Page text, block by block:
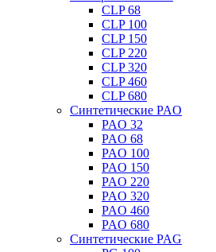
CLP 68
CLP 100
CLP 150
CLP 220
CLP 320
CLP 460
CLP 680
Синтетические PAO
PAO 32
PAO 68
PAO 100
PAO 150
PAO 220
PAO 320
PAO 460
PAO 680
Синтетические PAG